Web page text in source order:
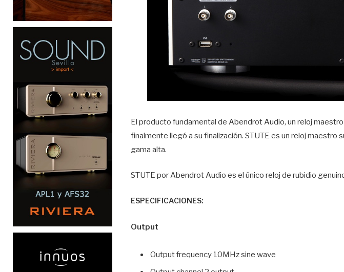
El producto fundamental de Abendrot Audio, un reloj
finalmente llegó a su finalización. STUTE es un reloj
gama alta.
STUTE por Abendrot Audio es el único reloj de rubidio
ESPECIFICACIONES:
Output
Output frequency 10MHz sine wave